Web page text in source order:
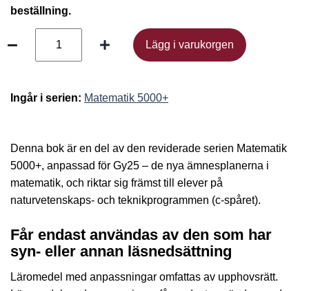
beställning.
Lägg i varukorgen
Lägg i varukorgen
Ingår i serien: Matematik 5000+
Denna bok är en del av den reviderade serien Matematik
5000+, anpassad för Gy25 – de nya ämnesplanerna i
matematik, och riktar sig främst till elever på
naturvetenskaps- och teknikprogrammen (c-spåret).​
Får endast användas av den som har
syn- eller annan läsnedsättning
Läromedel med anpassningar omfattas av upphovsrätt.